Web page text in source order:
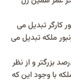
زنبور کارگر تبدیل می
به زنبور ملکه تبدیل می
۲روز کافی است تا ملکه از نظر جثه ۴۳درصد بزرگتر و از نظر
با وجود این که